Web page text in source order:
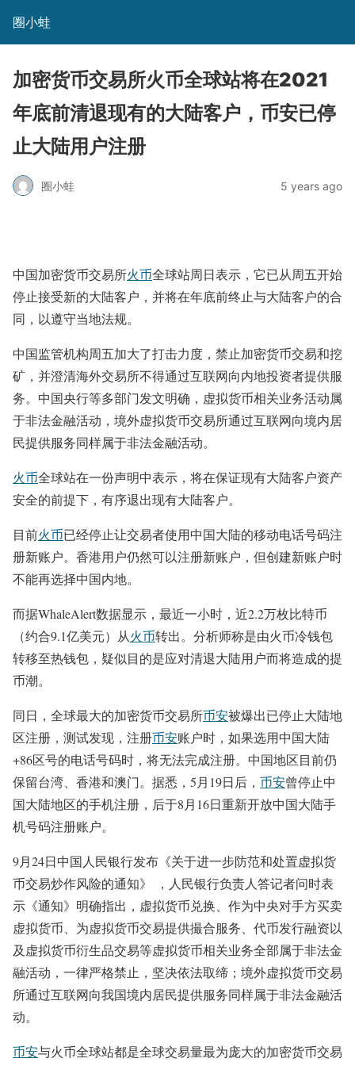
圈小蛙
加密货币交易所火币全球站将在2021
年底前清退现有的大陆客户，币安已停
止大陆用户注册
圈小蛙 5 years ago
中国加密货币交易所火币全球站周日表示，它已从周五开始
停止接受新的大陆客户，并将在年底前终止与大陆客户的合
同，以遵守当地法规。
中国监管机构周五加大了打击力度，禁止加密货币交易和挖
矿，并澄清海外交易所不得通过互联网向内地投资者提供服
务。中国央行等多部门发文明确，虚拟货币相关业务活动属
于非法金融活动，境外虚拟货币交易所通过互联网向境内居
民提供服务同样属于非法金融活动。
火币全球站在一份声明中表示，将在保证现有大陆客户资产
安全的前提下，有序退出现有大陆客户。
目前火币已经停止让交易者使用中国大陆的移动电话号码注
册新账户。香港用户仍然可以注册新账户，但创建新账户时
不能再选择中国内地。
而据WhaleAlert数据显示，最近一小时，近2.2万枚比特币
（约合9.1亿美元）从火币转出。分析师称是由火币冷钱包
转移至热钱包，疑似目的是应对清退大陆用户而将造成的提
币潮。
同日，全球最大的加密货币交易所币安被爆出已停止大陆地
区注册，测试发现，注册币安账户时，如果选用中国大陆
+86区号的电话号码时，将无法完成注册。中国地区目前仍
保留台湾、香港和澳门。据悉，5月19日后， 币安曾停止中
国大陆地区的手机注册，后于8月16日重新开放中国大陆手
机号码注册账户。
9月24日中国人民银行发布《关于进一步防范和处置虚拟货
币交易炒作风险的通知》 ，人民银行负责人答记者问时表
示《通知》明确指出，虚拟货币兑换、作为中央对手方买卖
虚拟货币、为虚拟货币交易提供撮合服务、代币发行融资以
及虚拟货币衍生品交易等虚拟货币相关业务全部属于非法金
融活动，一律严格禁止，坚决依法取缔；境外虚拟货币交易
所通过互联网向我国境内居民提供服务同样属于非法金融活
动。
币安与火币全球站都是全球交易量最为庞大的加密货币交易